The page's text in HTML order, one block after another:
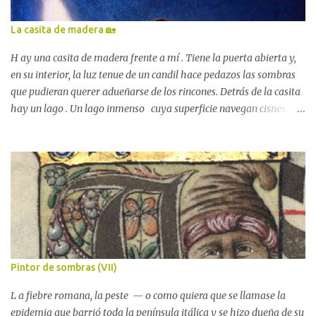
bonito estar allí. Los árboles del parque de San Francisco hicieron
mucho más llevadera mi saudade de la casita y del lago . Y del
Parque de San Francisco, Badajoz Badajoz estaba radiante. Sus
calles tan viejit...
La casita de madera 🏡
H ay una casita de madera frente a mí . Tiene la puerta abierta y,
en su interior, la luz tenue de un candil hace pedazos las sombras
que pudieran querer adueñarse de los rincones. Detrás de la casita
hay un lago . Un lago inmenso cuya superficie navegan cisnes ,
calmas del anochecer temprano de principios de otoño. Titus B.
está conmigo , s entado en la hierba y abrazado al Libro grande .
Está más delgado. Está más viejo. Quiere que vayamos a la casita
de madera . Que subamos los pocos peldaños que separan la
tierra de su puerta y entremos . Entremos sin llamar. La casita de
madera es nuestra . Theodor Kittelsen Tiene que ser nuestra
porque antes no estaba y ahora está. Porque este bosque mágico la
Recorremos muy poquitos pasos, d...
Pintor de sombras (VII)
L a fiebre romana, la peste — o como quiera que se llamase la
epidemia que barrió toda la península itálica y se hizo dueña de su